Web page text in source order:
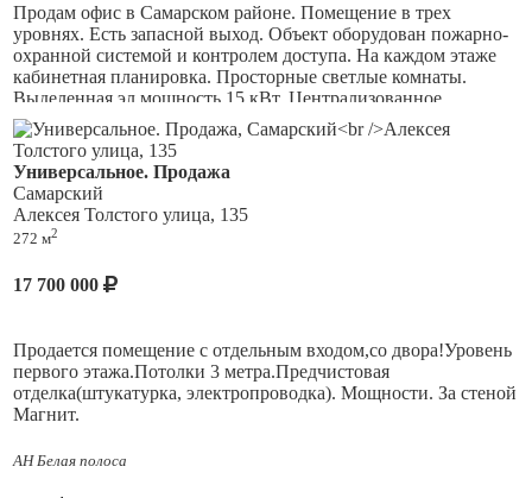
Продам офис в Самарском районе. Помещение в трех
уровнях. Есть запасной выход. Объект оборудован пожарно-
охранной системой и контролем доступа. На каждом этаже
кабинетная планировка. Просторные светлые комнаты.
Выделенная эл.мощность 15 кВт. Централизованное
водоснабжение и водоотведение.
Отличный вариант для размещения офиса крупной
компании, медицинского центра, гостиницы и др.
Универсальное. Продажа
Самарский
Алексея Толстого улица, 135
272 м2
17 700 000
Продается помещение с отдельным входом,со двора!Уровень
первого этажа.Потолки 3 метра.Предчистовая
отделка(штукатурка, электропроводка). Мощности. За стеной
Магнит.
АН Белая полоса